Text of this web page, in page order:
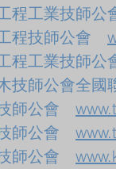
程工業技師
程技師公會
程工業技師
技師公會全
師公會
師公會
師公會